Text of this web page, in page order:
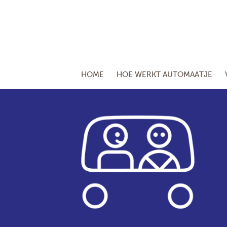
HOME HOE WERKT AUTOMAATJE